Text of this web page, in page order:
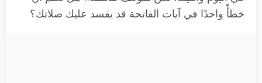
خطأً واحدًا في آيات الفاتحة قد يفسد عليك صلاتك؟